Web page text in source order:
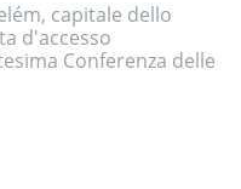
capitale dello
d'accesso
Conferenza delle